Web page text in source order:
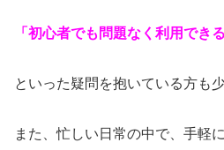
「初心者でも問題なく利用でき
といった疑問を抱いている方も
また、忙しい日常の中で、手軽